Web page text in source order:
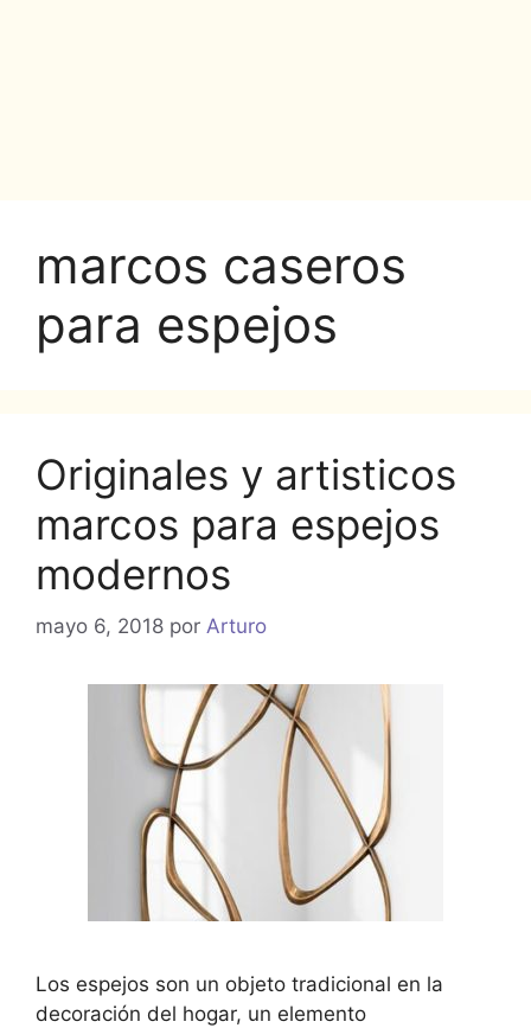
marcos caseros
para espejos
Originales y artisticos
marcos para espejos
modernos
mayo 6, 2018 por Arturo
Los espejos son un objeto tradicional en la
decoración del hogar, un elemento